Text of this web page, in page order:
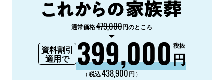
通常価格479,000円のところ
資料割引
適用で
399,000円
税抜
（税込438,900円 ）